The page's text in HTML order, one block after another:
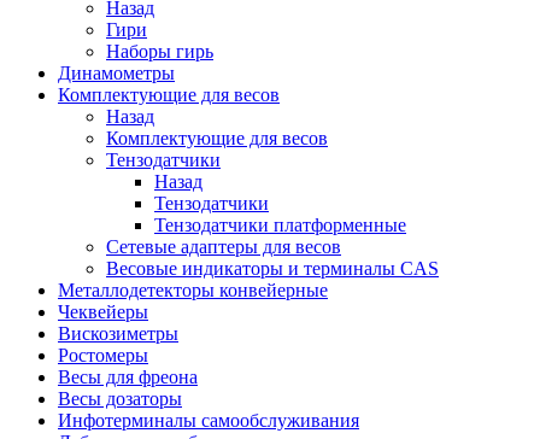
Назад
Гири
Наборы гирь
Динамометры
Комплектующие для весов
Назад
Комплектующие для весов
Тензодатчики
Назад
Тензодатчики
Тензодатчики платформенные
Сетевые адаптеры для весов
Весовые индикаторы и терминалы CAS
Металлодетекторы конвейерные
Чеквейеры
Вискозиметры
Ростомеры
Весы для фреона
Весы дозаторы
Инфотерминалы самообслуживания